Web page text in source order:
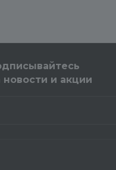
добавил в список
свой
новости и акции